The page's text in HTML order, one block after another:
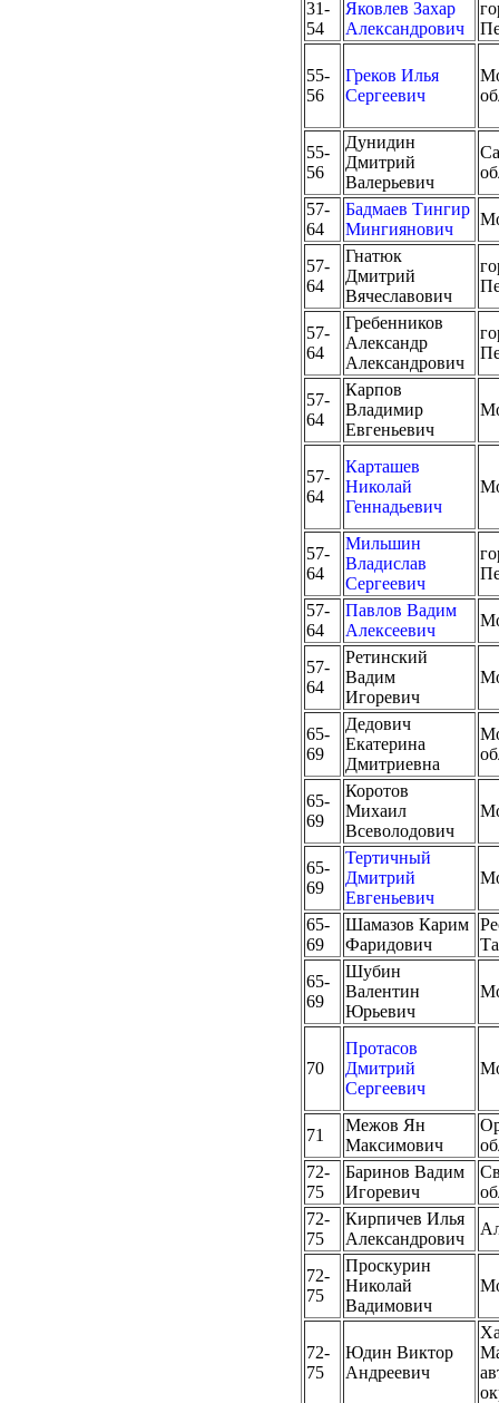
31-
54
Яковлев Захар
Александрович
55-
56
Греков Илья
Сергеевич
55-
56
Дунидин
Дмитрий
Валерьевич
57-
64
Бадмаев Тингир
Мингиянович
57-
64
Гнатюк
Дмитрий
Вячеславович
57-
64
Гребенников
Александр
Александрович
57-
64
Карпов
Владимир
Евгеньевич
57-
64
Карташев
Николай
Геннадьевич
57-
64
Мильшин
Владислав
Сергеевич
57-
64
Павлов Вадим
Алексеевич
57-
64
Ретинский
Вадим
Игоревич
65-
69
Дедович
Екатерина
Дмитриевна
65-
69
Коротов
Михаил
Всеволодович
65-
69
Тертичный
Дмитрий
Евгеньевич
65-
69
Шамазов Карим
Фаридович
65-
69
Шубин
Валентин
Юрьевич
70
Протасов
Дмитрий
Сергеевич
71
Межов Ян
Максимович
72-
75
Баринов Вадим
Игоревич
72-
75
Кирпичев Илья
Александрович
72-
75
Проскурин
Николай
Вадимович
72-
75
Юдин Виктор
Андреевич